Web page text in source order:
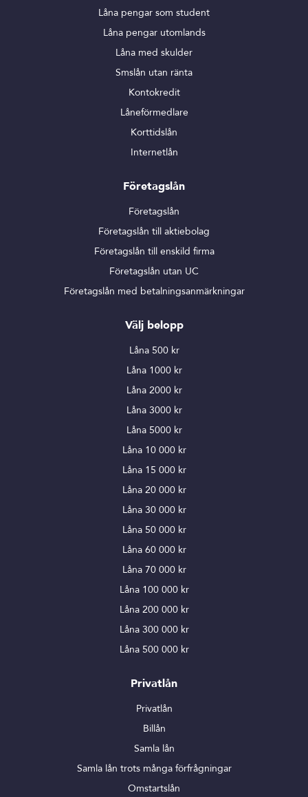
Låna pengar som student
Låna pengar utomlands
Låna med skulder
Smslån utan ränta
Kontokredit
Låneförmedlare
Korttidslån
Internetlån
Företagslån
Företagslån
Företagslån till aktiebolag
Företagslån till enskild firma
Företagslån utan UC
Företagslån med betalningsanmärkningar
Välj belopp
Låna 500 kr
Låna 1000 kr
Låna 2000 kr
Låna 3000 kr
Låna 5000 kr
Låna 10 000 kr
Låna 15 000 kr
Låna 20 000 kr
Låna 30 000 kr
Låna 50 000 kr
Låna 60 000 kr
Låna 70 000 kr
Låna 100 000 kr
Låna 200 000 kr
Låna 300 000 kr
Låna 500 000 kr
Privatlån
Privatlån
Billån
Samla lån
Samla lån trots många förfrågningar
Omstartslån